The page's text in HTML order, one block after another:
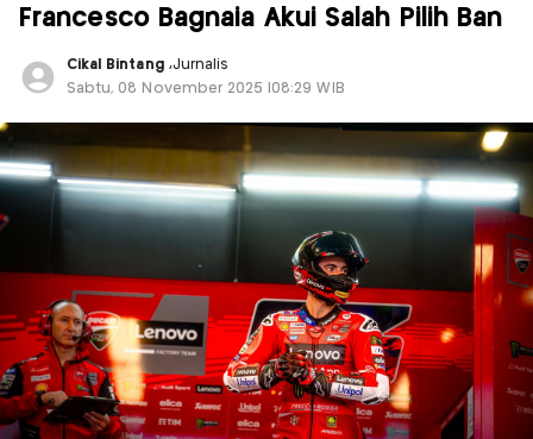
Francesco Bagnaia Akui Salah Pilih Ban
Cikal Bintang ,Jurnalis
Sabtu, 08 November 2025 |08:29 WIB